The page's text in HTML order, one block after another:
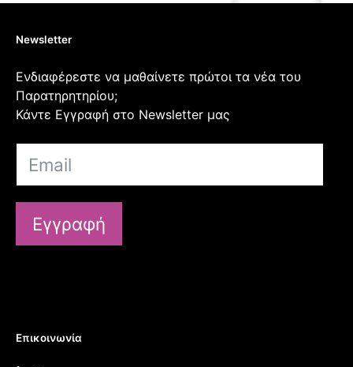
Newsletter
Ενδιαφέρεστε να μαθαίνετε πρώτοι τα νέα του
Παρατηρητηρίου;
Κάντε Εγγραφή στο Newsletter μας
Εγγραφή
Επικοινωνία